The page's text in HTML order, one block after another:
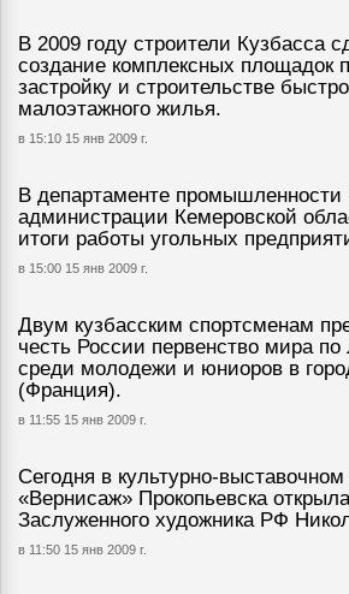
В 2009 году строители Кузбасса
создание комплексных площадок
застройку и строительстве
малоэтажного жилья.
в 15:10 15 янв 2009 г.
В департаменте промышленности
администрации Кемеровской
итоги работы угольных
в 15:00 15 янв 2009 г.
Двум кузбасским спортсменам
честь России первенство мира
среди молодежи и юниоров в
(Франция).
в 11:55 15 янв 2009 г.
Сегодня в культурно-выставочном
«Вернисаж» Прокопьевска
Заслуженного художника РФ
в 11:50 15 янв 2009 г.